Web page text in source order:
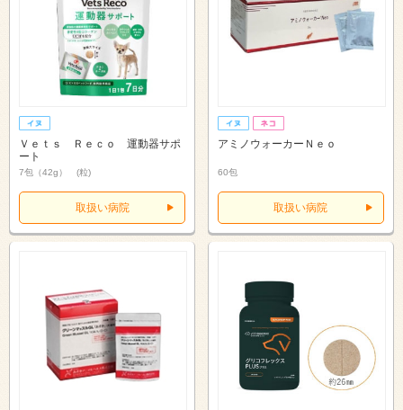
Ｖｅｔｓ Ｒｅｃｏ 運動器サポ
ート
7包（42g） (粒)
取扱い病院
アミノウォーカーＮｅｏ
60包
取扱い病院